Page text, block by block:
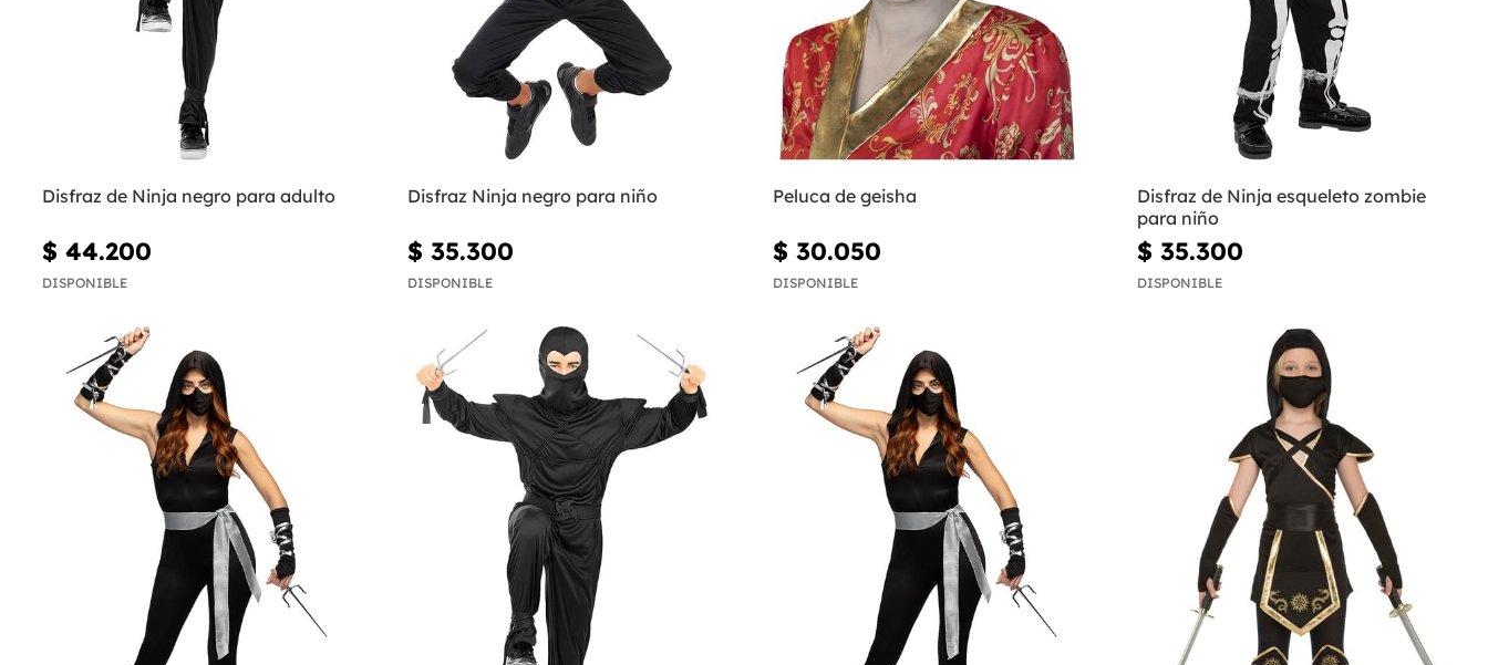
Disfraz de Ninja negro para adulto
$ 44.200
DISPONIBLE
Disfraz Ninja negro para niño
$ 35.300
DISPONIBLE
Peluca de geisha
$ 30.050
DISPONIBLE
Disfraz de Ninja esqueleto zombie
para niño
$ 35.300
DISPONIBLE